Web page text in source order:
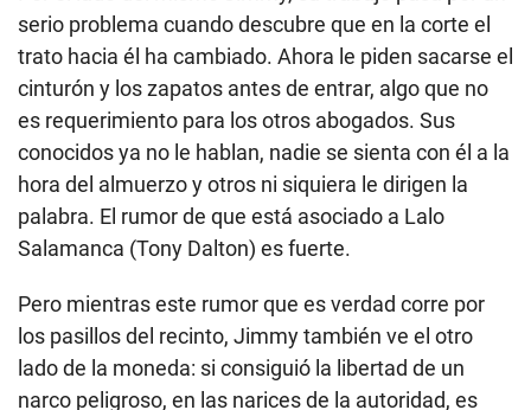
serio problema cuando descubre que en la corte el
trato hacia él ha cambiado. Ahora le piden sacarse el
cinturón y los zapatos antes de entrar, algo que no
es requerimiento para los otros abogados. Sus
conocidos ya no le hablan, nadie se sienta con él a la
hora del almuerzo y otros ni siquiera le dirigen la
palabra. El rumor de que está asociado a Lalo
Salamanca (Tony Dalton) es fuerte.
Pero mientras este rumor que es verdad corre por
los pasillos del recinto, Jimmy también ve el otro
lado de la moneda: si consiguió la libertad de un
narco peligroso, en las narices de la autoridad, es